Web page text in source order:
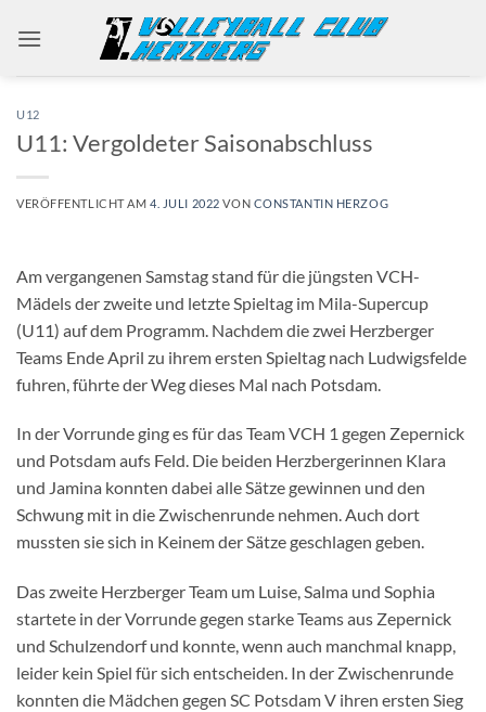
Inhalt
U12
U11: Vergoldeter Saisonabschluss
VERÖFFENTLICHT AM4. JULI 2022 VON CONSTANTIN HERZOG
Am vergangenen Samstag stand für die jüngsten VCH-
Mädels der zweite und letzte Spieltag im Mila-Supercup
(U11) auf dem Programm. Nachdem die zwei Herzberger
Teams Ende April zu ihrem ersten Spieltag nach Ludwigsfelde
fuhren, führte der Weg dieses Mal nach Potsdam.
In der Vorrunde ging es für das Team VCH 1 gegen Zepernick
und Potsdam aufs Feld. Die beiden Herzbergerinnen Klara
und Jamina konnten dabei alle Sätze gewinnen und den
Schwung mit in die Zwischenrunde nehmen. Auch dort
mussten sie sich in Keinem der Sätze geschlagen geben.
Das zweite Herzberger Team um Luise, Salma und Sophia
startete in der Vorrunde gegen starke Teams aus Zepernick
und Schulzendorf und konnte, wenn auch manchmal knapp,
leider kein Spiel für sich entscheiden. In der Zwischenrunde
konnten die Mädchen gegen SC Potsdam V ihren ersten Sieg